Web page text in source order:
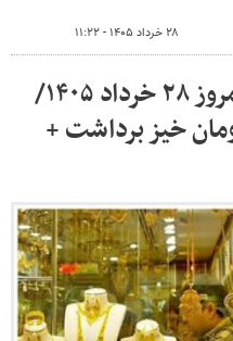
۲۸ خرداد ۱۴۰۵ - ۱۱:۲۲
قیمت جدید طلا و سکه امروز ۲۸ خرداد ۱۴۰۵/
میلیون تومان خیز برداشت +